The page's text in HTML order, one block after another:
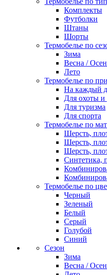
Комплекты
Футболки
Штаны
Шорты
Термобелье по
Зима
Весна /
Лето
Термобелье по
На каждый
Для охоты и
Для туризма
Для спорта
Термобелье по
Шерсть,
Шерсть,
Шерсть,
Синтетика,
Термобелье по
Черный
Зеленый
Белый
Серый
Голубой
Синий
Сезон
Зима
Весна /